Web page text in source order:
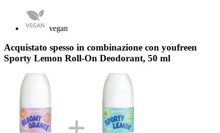
vegan
Acquistato spesso in combinazione con youfreen
Sporty Lemon Roll-On Deodorant, 50 ml